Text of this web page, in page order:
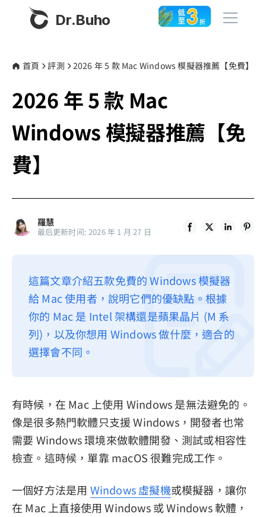
Dr.Buho
產品
BuhoCleaner
BuhoUnlocker
BuhoLaunchpad
商店
部落格
更多
隱私權政策
服務條款
退款政策
首頁 評測 2026 年 5 款 Mac Windows 模擬器推薦【免費】
2026 年 5 款 Mac
Windows 模擬器推薦【免
費】
羅慧
最后更新时间: 2026 年 1 月 27 日
這篇文章介紹五款免費的 Windows 模擬器
給 Mac 使用者，說明它們的優缺點。根據
你的 Mac 是 Intel 架構還是蘋果晶片 (M 系
列)，以及你想用 Windows 做什麼，適合的
選擇會不同。
有時候，在 Mac 上使用 Windows 是無法避免的。
像是很多熱門軟體只支援 Windows，開發者也常
需要 Windows 環境來做軟體開發、測試或相容性
檢查。這時候，單靠 macOS 很難完成工作。
一個好方法是用 Windows 虛擬機或模擬器，讓你
在 Mac 上直接使用 Windows 或 Windows 軟體，